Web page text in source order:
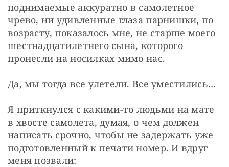
поднимаемые аккуратно в самолетное
чрево, ни удивленные глаза парнишки, по
возрасту, показалось мне, не старше моего
шестнадцатилетнего сына, которого
пронесли на носилках мимо нас.
Да, мы тогда все улетели. Все уместились…
Я приткнулся с какими-то людьми на мате
в хвосте самолета, думая, о чем должен
написать срочно, чтобы не задержать уже
подготовленный к печати номер. И вдруг
меня позвали: